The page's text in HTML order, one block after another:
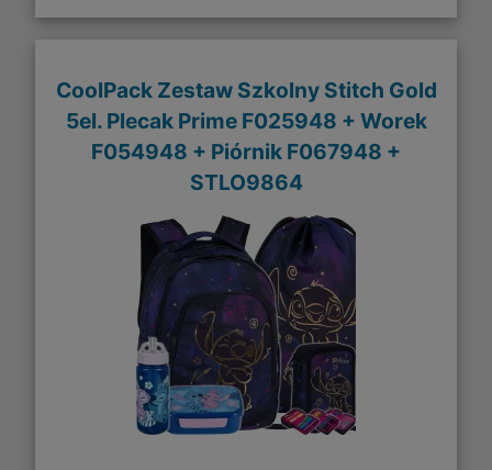
CoolPack Zestaw Szkolny Stitch Gold
5el. Plecak Prime F025948 + Worek
F054948 + Piórnik F067948 +
STLO9864